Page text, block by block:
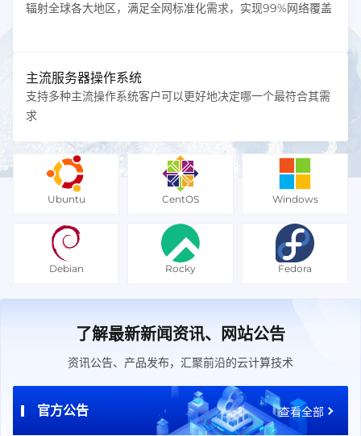
辐射全球各大地区，满足全网标准化需求，实现99%网络覆盖
主流服务器操作系统
支持多种主流操作系统客户可以更好地决定哪一个最符合其需
求
Ubuntu CentOS Windows
Debian Rocky Fedora
了解最新新闻资讯、网站公告
资讯公告、产品发布，汇聚前沿的云计算技术
官方公告 查看全部